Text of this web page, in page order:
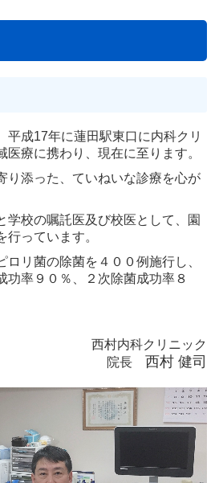
平成17年に蓮田駅東口に内科クリ
医療に携わり、現在に至ります。
り添った、ていねいな診療を心が
学校の嘱託医及び校医として、園
行っています。
ロリ菌の除菌を４００例施行し、
功率９０％、２次除菌成功率８
西村内科クリニック
院長 西村 健司